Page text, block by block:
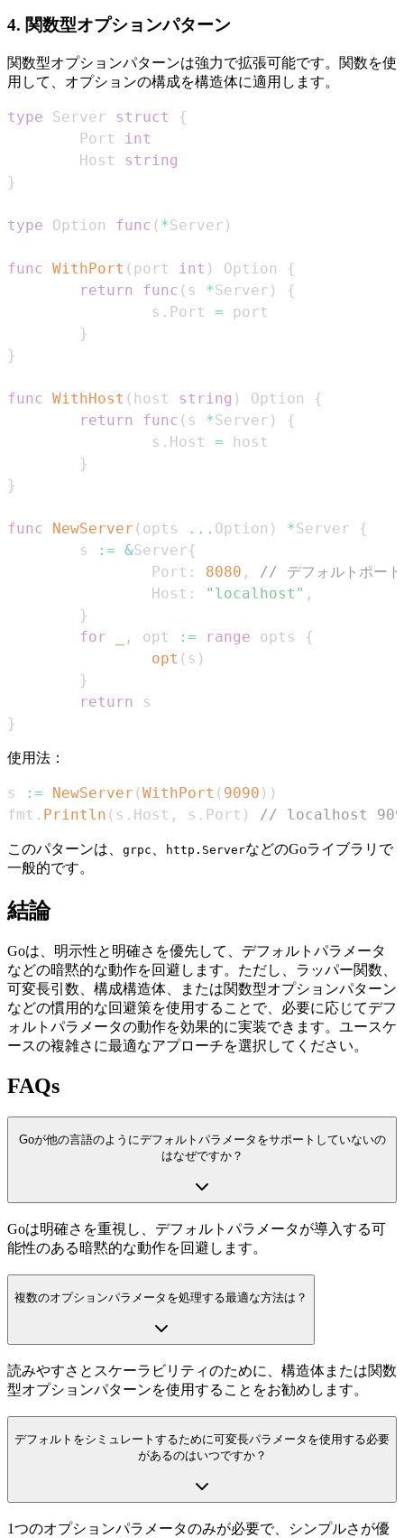
4. 関数型オプションパターン
関数型オプションパターンは強力で拡張可能です。関数を使
用して、オプションの構成を構造体に適用します。
type Server struct
{
        Port
int
        Host
string
}
type Option func ( *Server )
func WithPort ( port int ) Option
{
return
func ( s *Server )
{
                s
. Port =
}
}
func WithHost ( host string ) Option
{
return
func ( s *Server )
{
                s
. Host =
}
}
func NewServer ( opts ... Option ) *Server
{
        s
:= &Server{
                Port
: 8080 ,
// デフォルトポート
                Host
: "localhost" ,
}
for
, opt := range opts
{
opt ( s )
}
return
}
使用法：
s := NewServer (WithPort ( 9090 ) )
fmt . Println ( s . Host , s . Port ) // localhost
このパターンは、 grpc http.ServerなどのGoライブラリで
一般的です。
結論
Goは、明示性と明確さを優先して、デフォルトパラメータ
などの暗黙的な動作を回避します。ただし、ラッパー関数、
可変長引数、構成構造体、または関数型オプションパターン
などの慣用的な回避策を使用することで、必要に応じてデフ
ォルトパラメータの動作を効果的に実装できます。ユースケ
ースの複雑さに最適なアプローチを選択してください。
FAQs
Goが他の言語のようにデフォルトパラメータをサポートしていないの
はなぜですか？
Goは明確さを重視し、デフォルトパラメータが導入する可
能性のある暗黙的な動作を回避します。
複数のオプションパラメータを処理する最適な方法は？
読みやすさとスケーラビリティのために、構造体または関数
型オプションパターンを使用することをお勧めします。
デフォルトをシミュレートするために可変長パラメータを使用する必要
があるのはいつですか？
1つのオプションパラメータのみが必要で、シンプルさが優